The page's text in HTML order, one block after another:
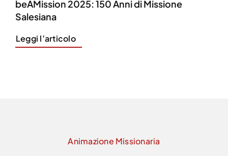
beAMission 2025: 150 Anni di Missione
Salesiana
Leggi l’articolo
Animazione Missionaria